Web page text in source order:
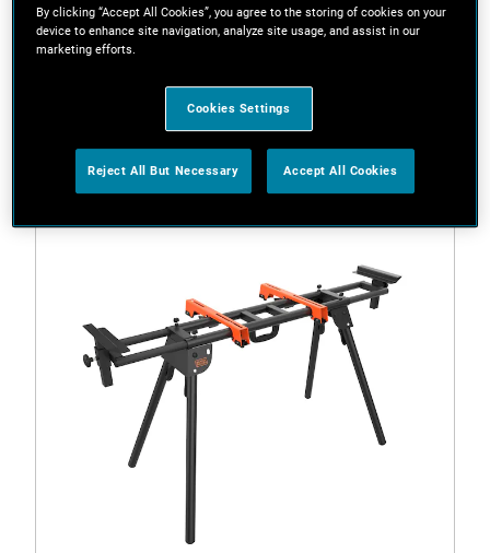
By clicking “Accept All Cookies”, you agree to the storing of cookies on your
device to enhance site navigation, analyze site usage, and assist in our
marketing efforts.
Cookies Settings
Reject All But Necessary Accept All Cookies